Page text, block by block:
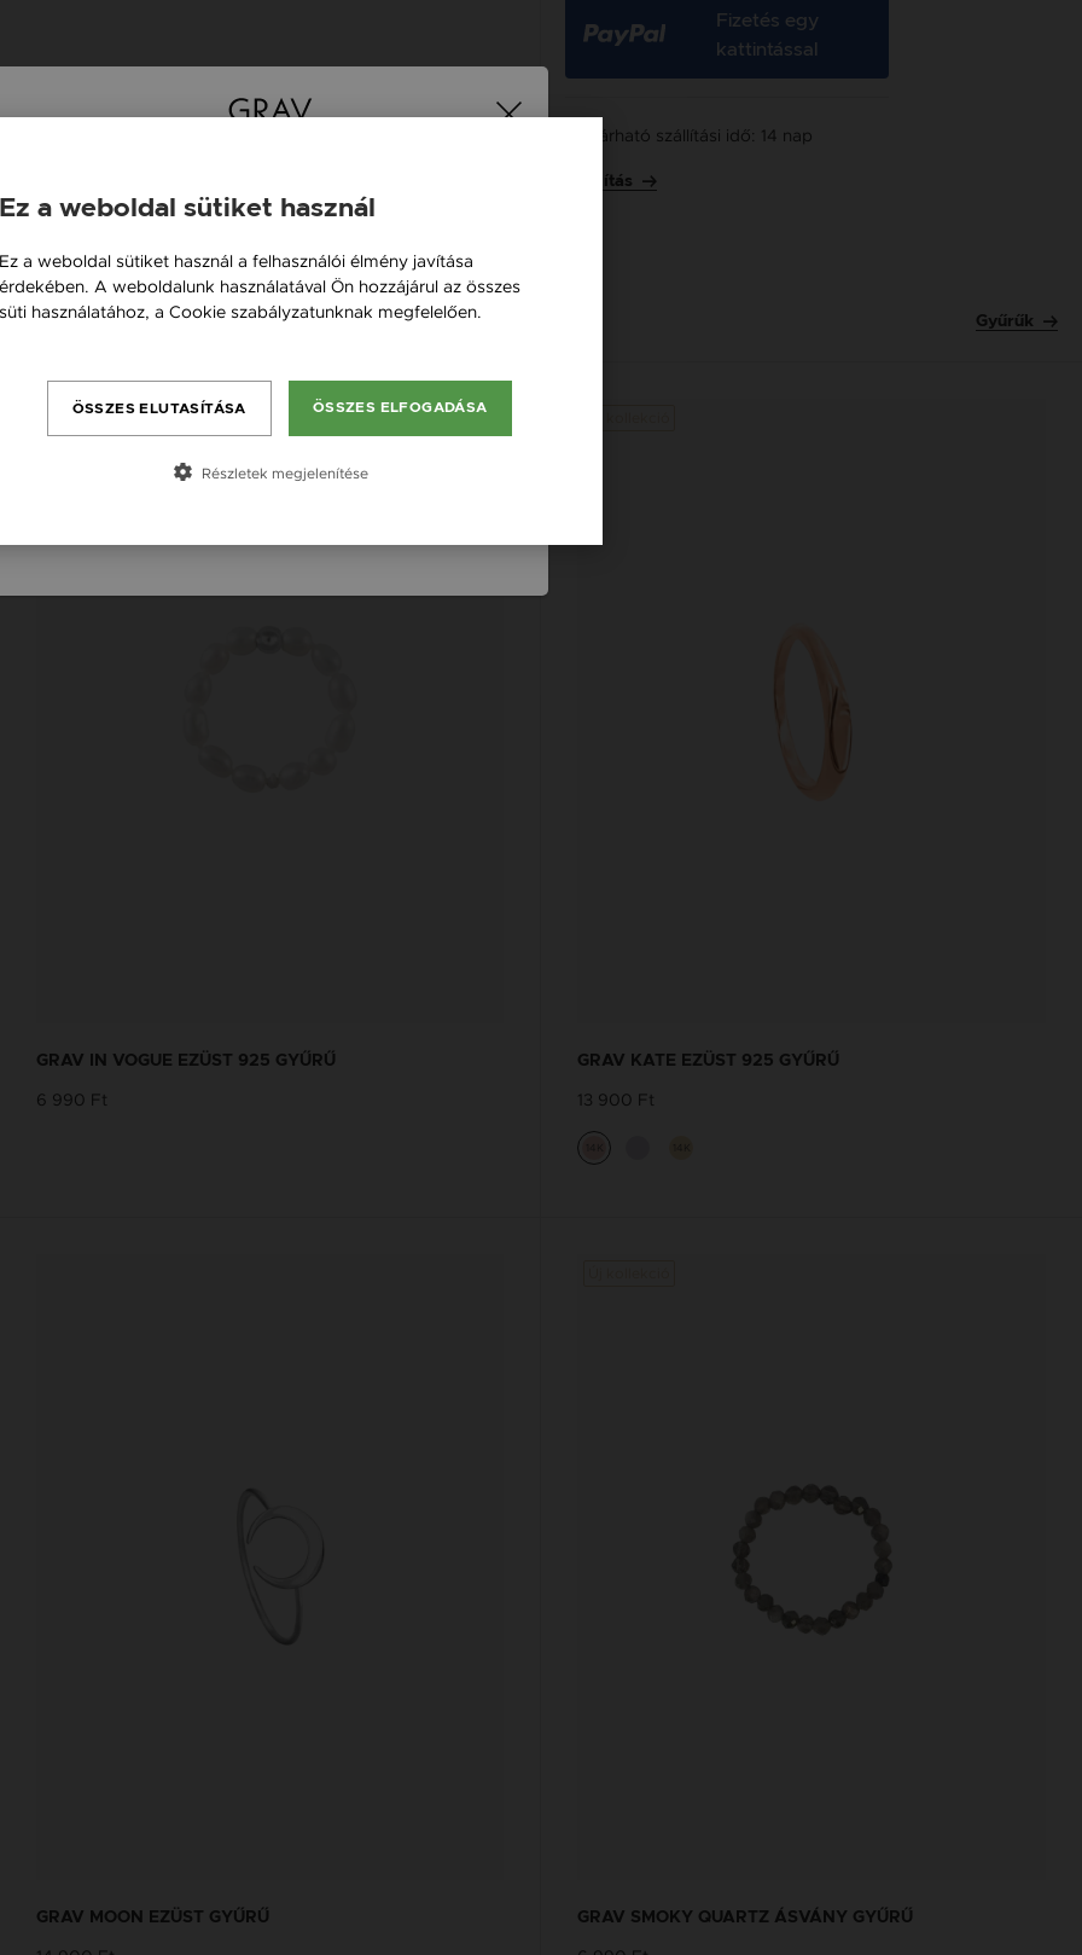
Fizetés egy
kattintással
Várható szállítási idő: 14 nap
Szállítás
Gyűrűk
GRAV IN VOGUE EZÜST 925 GYŰRŰ
6 990 Ft
GRAV KATE EZÜST 925 GYŰRŰ
13 900 Ft
GRAV MOON EZÜST GYŰRŰ GRAV SMOKY QUARTZ ÁSVÁNY GYŰRŰ
Österreich / AT
România / RO
Slovensko / SK
Ez a weboldal sütiket használ
Ez a weboldal sütiket használ a felhasználói élmény javítása
érdekében. A weboldalunk használatával Ön hozzájárul az összes
süti használatához, a Cookie szabályzatunknak megfelelően.
ÖSSZES ELFOGADÁSA
ÖSSZES ELUTASÍTÁSA
Részletek megjelenítése